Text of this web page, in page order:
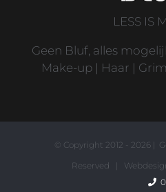
LESS IS
Geen Bluf, alles
Make-up | Haar |
© Copyright 2012 -
2026 |
Reserved |